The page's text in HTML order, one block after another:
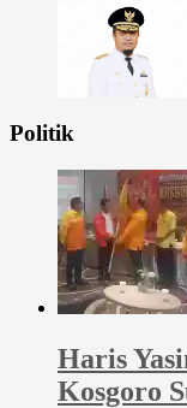
Politik
Haris
Kosgoro